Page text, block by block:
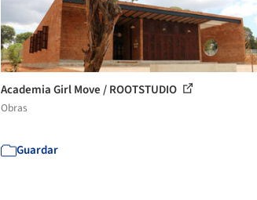
Academia Girl Move / ROOTSTUDIO
Obras
Guardar